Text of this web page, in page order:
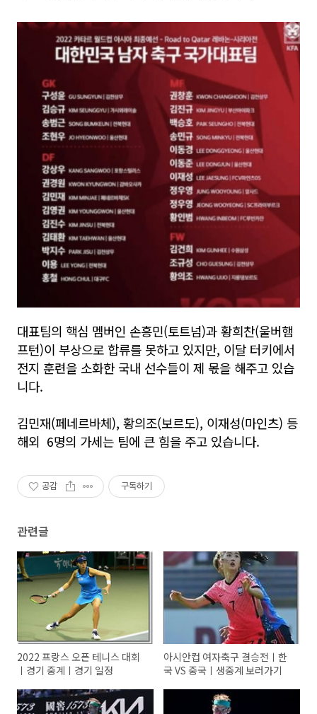
대표팀의 핵심 멤버인 손흥민(토트넘)과 황희찬(울버햄
프턴)이 부상으로 합류를 못하고 있지만, 이달 터키에서
전지 훈련을 소화한 국내 선수들이 제 몫을 해주고 있습
니다.
김민재(페네르바체), 황의조(보르도), 이재성(마인츠) 등
해외 6명의 가세는 팀에 큰 힘을 주고 있습니다.
공감 구독하기
관련글
2022 프랑스 오픈 테니스 대회
ㅣ경기 중계ㅣ경기 일정
아시안컵 여자축구 결승전ㅣ한
국 VS 중국ㅣ생중계 보러가기